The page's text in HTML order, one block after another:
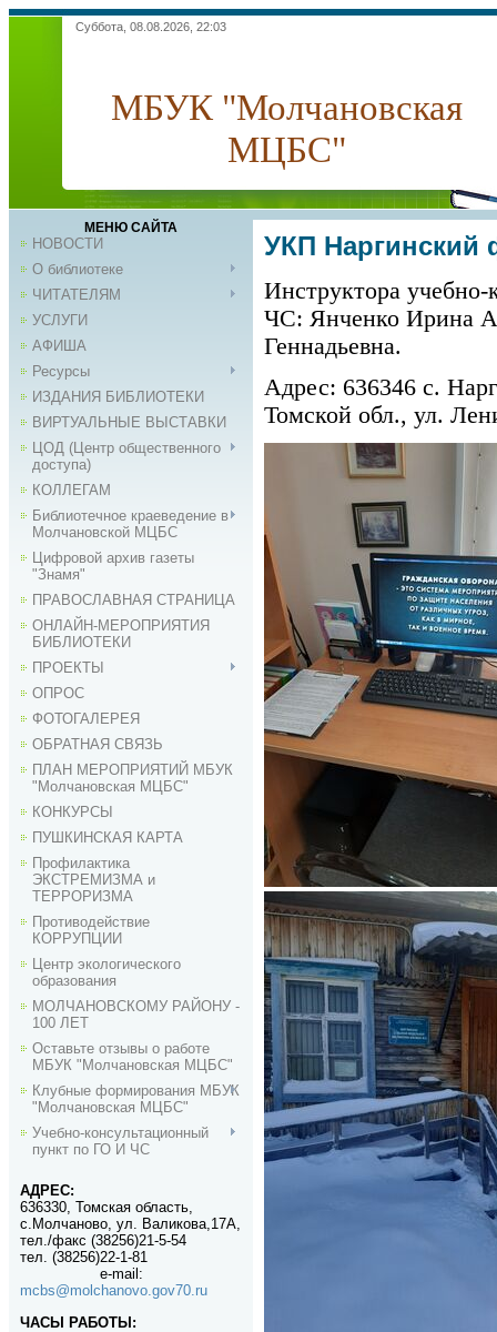
Суббота, 08.08.2026, 22:03
МБУК "Молчановская
МЦБС"
МЕНЮ САЙТА
НОВОСТИ
О библиотеке
ЧИТАТЕЛЯМ
УСЛУГИ
АФИША
Ресурсы
ИЗДАНИЯ БИБЛИОТЕКИ
ВИРТУАЛЬНЫЕ ВЫСТАВКИ
ЦОД (Центр общественного
доступа)
КОЛЛЕГАМ
Библиотечное краеведение в
Молчановской МЦБС
Цифровой архив газеты
"Знамя"
ПРАВОСЛАВНАЯ СТРАНИЦА
ОНЛАЙН-МЕРОПРИЯТИЯ
БИБЛИОТЕКИ
ПРОЕКТЫ
ОПРОС
ФОТОГАЛЕРЕЯ
ОБРАТНАЯ СВЯЗЬ
ПЛАН МЕРОПРИЯТИЙ МБУК
"Молчановская МЦБС"
КОНКУРСЫ
ПУШКИНСКАЯ КАРТА
Профилактика
ЭКСТРЕМИЗМА и
ТЕРРОРИЗМА
Противодействие
КОРРУПЦИИ
Центр экологического
образования
МОЛЧАНОВСКОМУ РАЙОНУ -
100 ЛЕТ
Оставьте отзывы о работе
МБУК "Молчановская МЦБС"
Клубные формирования МБУК
"Молчановская МЦБС"
Учебно-консультационный
пункт по ГО И ЧС
АДРЕС:
636330, Томская область,
с.Молчаново, ул. Валикова,17А,
тел./факс (38256)21-5-54
тел. (38256)22-1-81
e-mail :
mcbs@molchanovo.gov70.ru
ЧАСЫ РАБОТЫ:
УКП
Инструктора
ЧС: Янченко Ирина
Геннадьевна.
Адрес: 636346 с.
Томской обл., ул.